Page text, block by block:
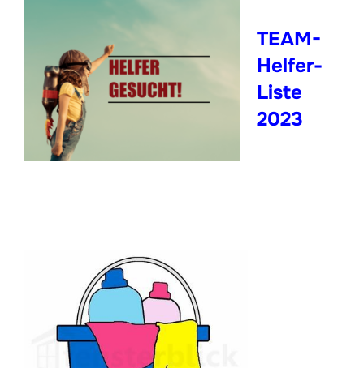
TEAM-
Helfer-
Liste
2023